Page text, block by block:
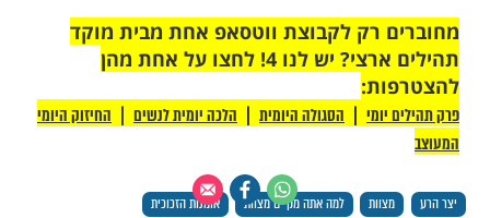
אכזר גדול. היו לו הרבה בהמות, הרבה
צאן, הרבה בקר. והכבשים שלו היו רואות
בוקר שוחט כבש ואוכל אותו, בצהריים שוחט
אותו, בערב שוחט כבש ואוכל אותו. ברגע
רואות אותו, הן היו בורחות ליער. מה עשה
הוא לקח עז אחת והתחיל להסביר לה: